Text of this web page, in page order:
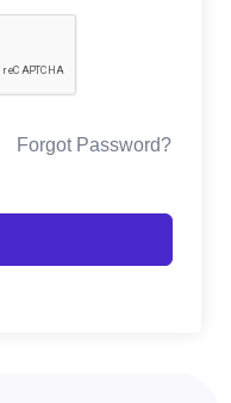
Forgot Password?